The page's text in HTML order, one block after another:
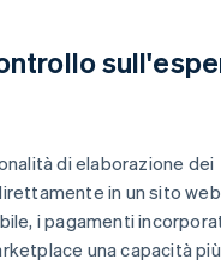
di elaborazione dei
in un sito
i pagamenti
una capacità più